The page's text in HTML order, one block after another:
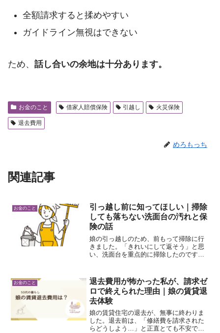
全額請求すると揉めやすい
ガイドライン無視はできない
ため、 話し合いの余地は十分あります。
お金のこと 借家人賠償保険 引越し 火災保険
退去費用
めろもっち
関連記事
お金のこと
引っ越し前に知ってほしい｜掃除
しても落ちない洗面台の汚れと保
険の話
娘の引っ越しのため、前もって掃除に行
きました。「きれいにして返そう」と思
い、洗面台を重点的に掃除したのです
も取れない。「これって経年劣化？それ
ともこちらの負担？」以前見...
お金のこと
退去費用が怖かった私が、請求ゼ
ロで終えられた理由｜娘の賃貸退
去体験
娘の賃貸住宅の退去が、無事に終わりま
した。退去前は、「修繕費を請求された
らどうしよう…」と正直とても不安でし